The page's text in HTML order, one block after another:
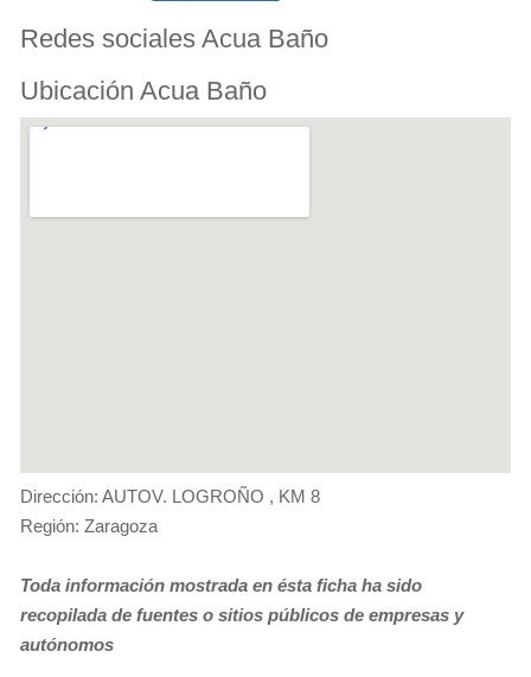
Redes sociales Acua Baño
Ubicación Acua Baño
Dirección: AUTOV. LOGROÑO , KM 8
Región: Zaragoza
Toda información mostrada en ésta ficha ha sido
recopilada de fuentes o sitios públicos de empresas y
autónomos